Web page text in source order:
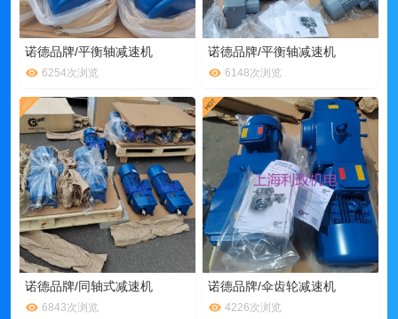
诺德品牌/平衡轴减速机
6254次浏览
诺德品牌/平衡轴减速机
6148次浏览
诺德品牌/同轴式减速机
6843次浏览
诺德品牌/伞齿轮减速机
4226次浏览